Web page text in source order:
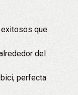
que
del
perfecta